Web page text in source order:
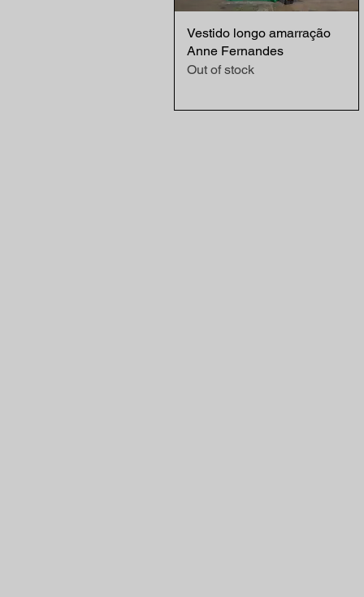
Quick View
Vestido longo amarração
Anne Fernandes
Out of stock